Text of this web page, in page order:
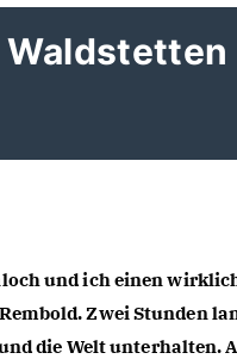
und ich einen
Zwei Stunden
die Welt unterhalten.